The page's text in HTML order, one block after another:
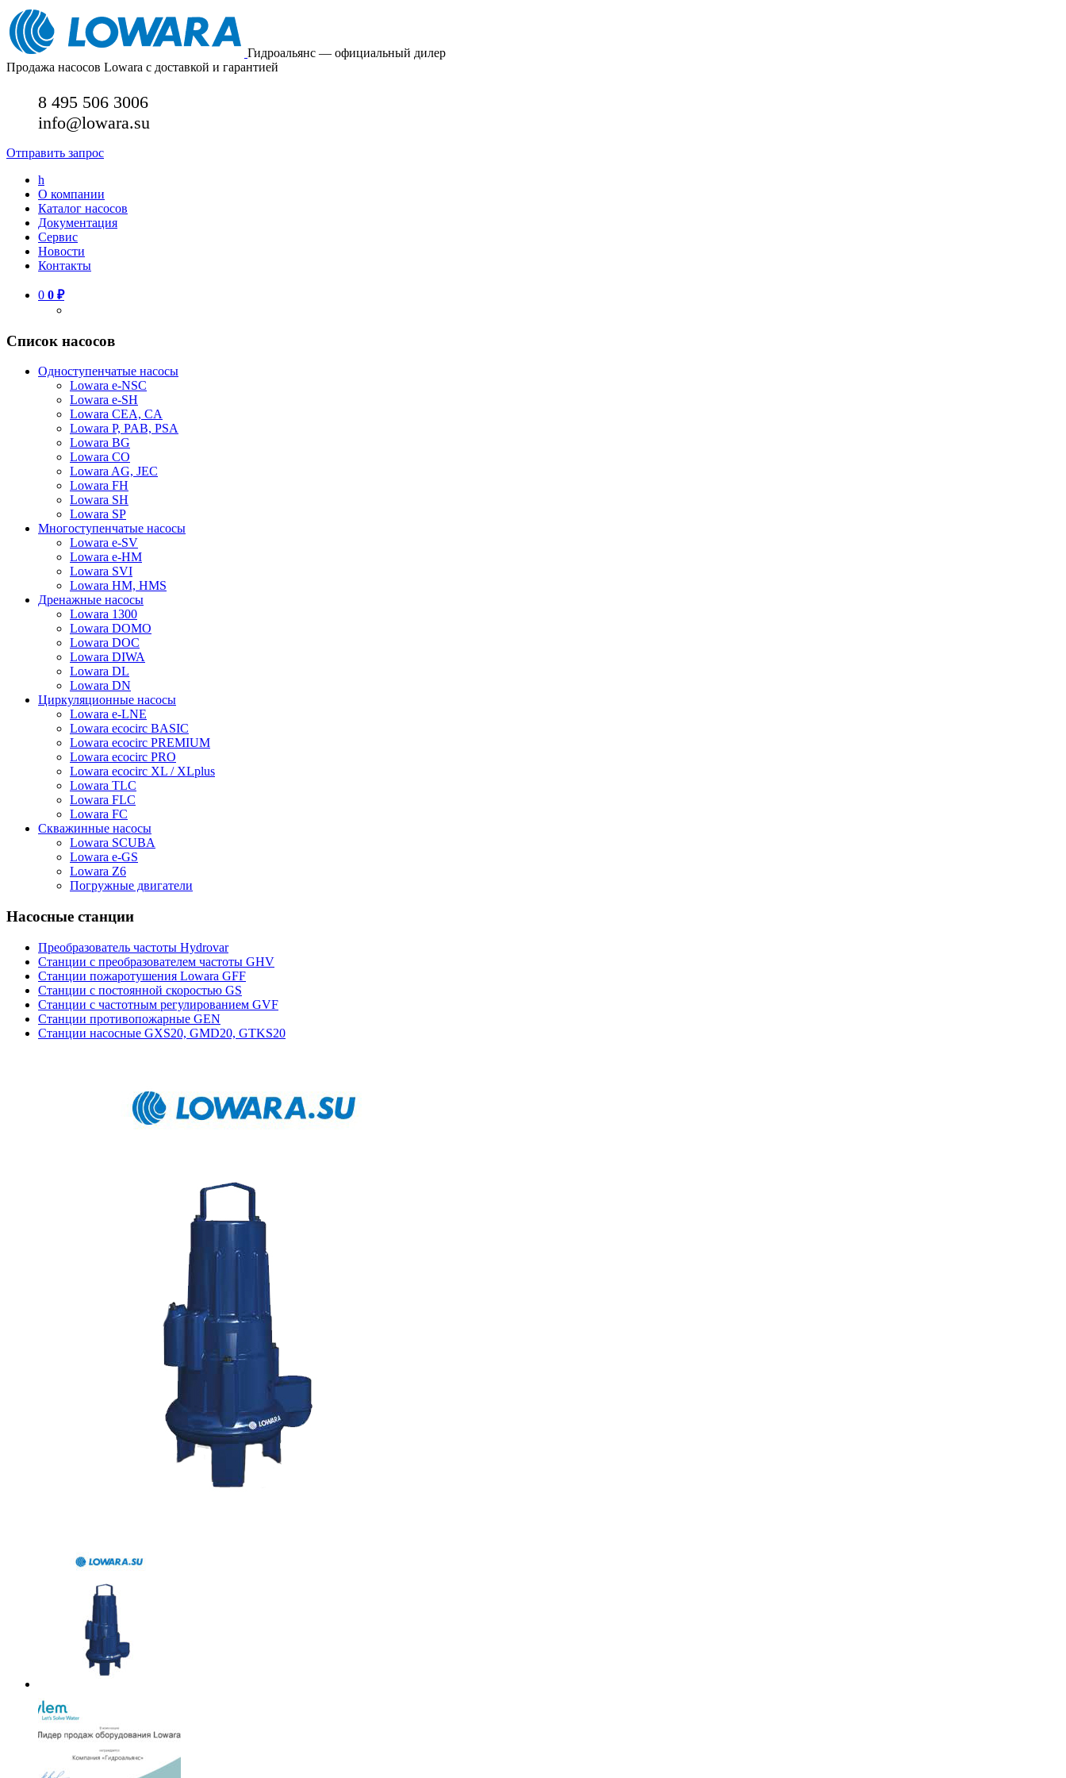
Гидроальянс — официальный дилер
Продажа насосов Lowara с доставкой и гарантией
8 495 506 3006
info@lowara.su
Отправить запрос
h
О компании
Каталог насосов
Документация
Сервис
Новости
Контакты
0 0 ₽
Список насосов
Одноступенчатые насосы
Lowara e-NSC
Lowara e-SH
Lowara CEA, CA
Lowara P, PAB, PSA
Lowara BG
Lowara CO
Lowara AG, JEC
Lowara FH
Lowara SH
Lowara SP
Многоступенчатые насосы
Lowara e-SV
Lowara e-HM
Lowara SVI
Lowara HM, HMS
Дренажные насосы
Lowara 1300
Lowara DOMO
Lowara DOC
Lowara DIWA
Lowara DL
Lowara DN
Циркуляционные насосы
Lowara e-LNE
Lowara ecocirc BASIC
Lowara ecocirc PREMIUM
Lowara ecocirc PRO
Lowara ecocirc XL / XLplus
Lowara TLC
Lowara FLC
Lowara FC
Скважинные насосы
Lowara SCUBA
Lowara e-GS
Lowara Z6
Погружные двигатели
Насосные станции
Преобразователь частоты Hydrovar
Станции с преобразователем частоты GHV
Станции пожаротушения Lowara GFF
Станции с постоянной скоростью GS
Станции с частотным регулированием GVF
Станции противопожарные GEN
Станции насосные GXS20, GMD20, GTKS20